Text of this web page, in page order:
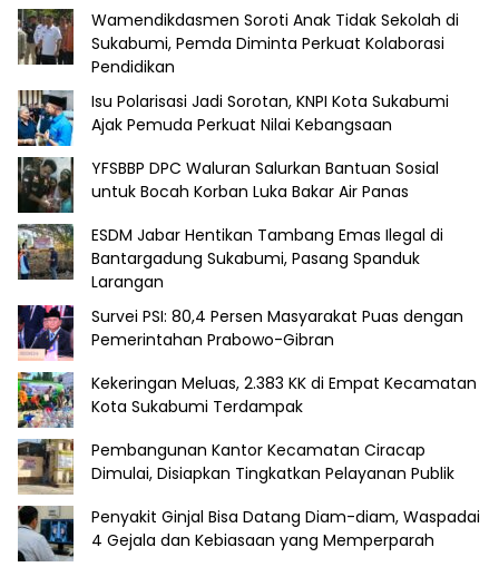
Wamendikdasmen Soroti Anak Tidak Sekolah di
Sukabumi, Pemda Diminta Perkuat Kolaborasi
Pendidikan
Isu Polarisasi Jadi Sorotan, KNPI Kota Sukabumi
Ajak Pemuda Perkuat Nilai Kebangsaan
YFSBBP DPC Waluran Salurkan Bantuan Sosial
untuk Bocah Korban Luka Bakar Air Panas
ESDM Jabar Hentikan Tambang Emas Ilegal di
Bantargadung Sukabumi, Pasang Spanduk
Larangan
Survei PSI: 80,4 Persen Masyarakat Puas dengan
Pemerintahan Prabowo-Gibran
Kekeringan Meluas, 2.383 KK di Empat Kecamatan
Kota Sukabumi Terdampak
Pembangunan Kantor Kecamatan Ciracap
Dimulai, Disiapkan Tingkatkan Pelayanan Publik
Penyakit Ginjal Bisa Datang Diam-diam, Waspadai
4 Gejala dan Kebiasaan yang Memperparah